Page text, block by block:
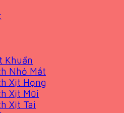
Khuẩn
Nhỏ Mắt
Xịt Họng
Xịt Mũi
Xịt Tai